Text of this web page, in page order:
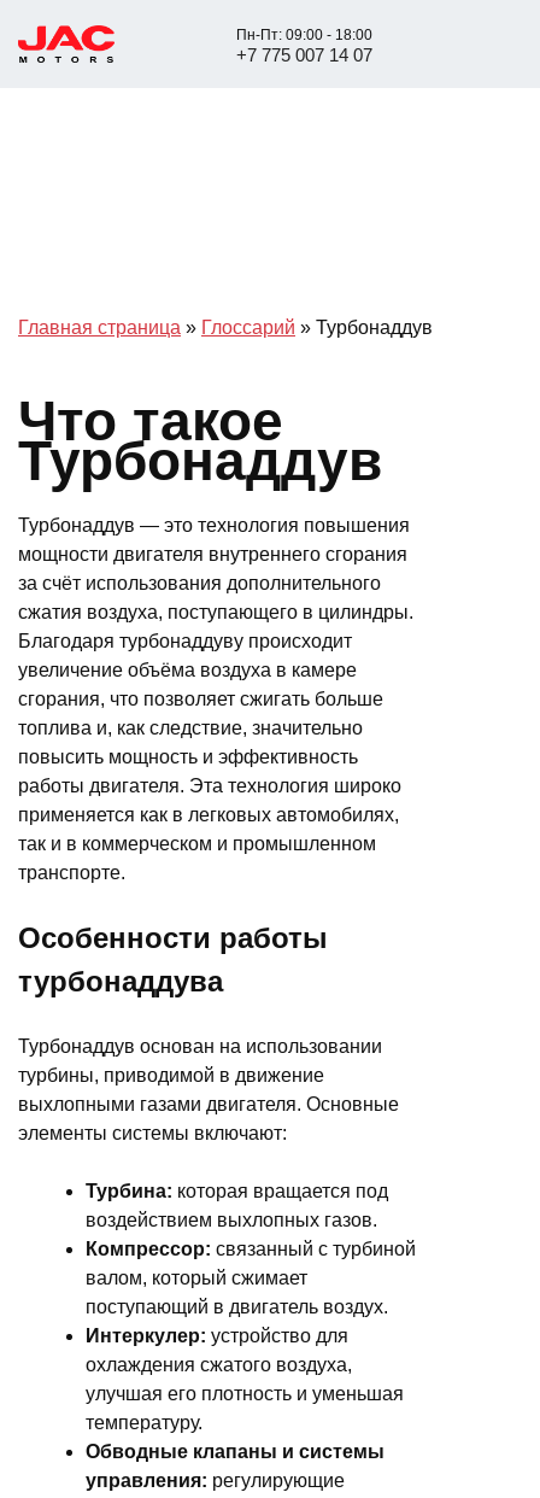
Пн-Пт: 09:00 - 18:00
+7 775 007 14 07
Главная страница » Глоссарий » Турбонаддув
Что такое
Турбонаддув
Турбонаддув — это технология повышения
мощности двигателя внутреннего сгорания
за счёт использования дополнительного
сжатия воздуха, поступающего в цилиндры.
Благодаря турбонаддуву происходит
увеличение объёма воздуха в камере
сгорания, что позволяет сжигать больше
топлива и, как следствие, значительно
повысить мощность и эффективность
работы двигателя. Эта технология широко
применяется как в легковых автомобилях,
так и в коммерческом и промышленном
транспорте.
Особенности работы
турбонаддува
Турбонаддув основан на использовании
турбины, приводимой в движение
выхлопными газами двигателя. Основные
элементы системы включают:
Турбина: которая вращается под
воздействием выхлопных газов.
Компрессор: связанный с турбиной
валом, который сжимает
поступающий в двигатель воздух.
Интеркулер: устройство для
охлаждения сжатого воздуха,
улучшая его плотность и уменьшая
температуру.
Обводные клапаны и системы
управления: регулирующие